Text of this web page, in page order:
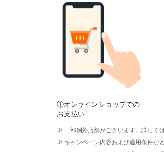
①オンラインショップでの
お支払い
※ 一部例外店舗がございます。詳しく
※ キャンペーン内容および適用条件な